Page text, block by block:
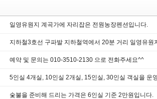
일영유원지 계곡가에 자리잡은 전원농장펜션입니다.
지하철3호선 구파발 지하철역에서 20분 거리 일영유원
예약 및 문의는 010-3510-2130 으로 전화주세요^^
5인실 4개실, 10인실 2개실, 15인실, 30인실 객실을 운
숯불을 준비해 드리는 가격은 6인실 기준 2만원입니다.